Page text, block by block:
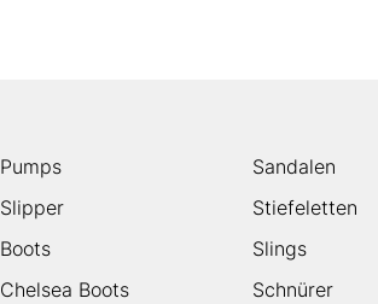
Pumps
Sandalen
Slipper
Stiefeletten
Boots
Slings
Chelsea Boots Schnürer